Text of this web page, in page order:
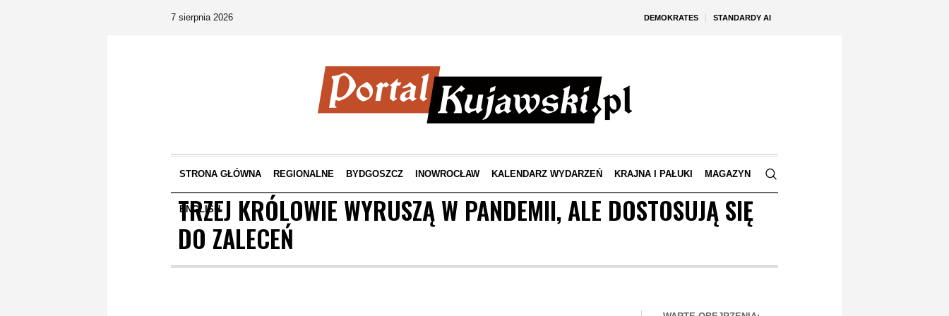
DEMOKRATES STANDARDY AI
7 sierpnia 2026
STRONA GŁÓWNA REGIONALNE BYDGOSZCZ INOWROCŁAW KALENDARZ WYDARZEŃ KRAJNA I PAŁUKI MAGAZYN
ENGLISH
TRZEJ KRÓLOWIE WYRUSZĄ W PANDEMII, ALE DOSTOSUJĄ SIĘ
DO ZALECEŃ